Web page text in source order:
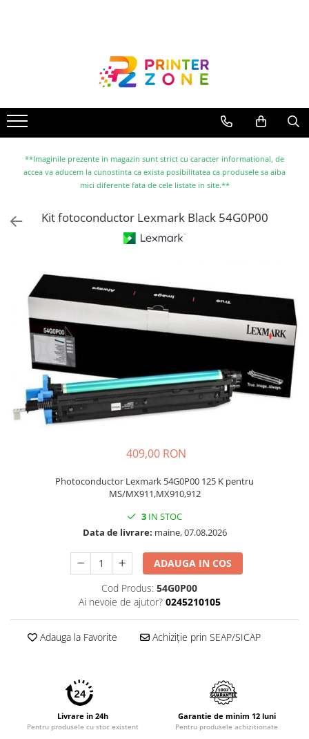
Imprimante cu jet
Multifunctionale laser
Multifunctionale cu jet
Imprimante etichete
Scanere
Accesorii multifunctionale
Piese schimb
Plottere
Consumabile imprimanta
Tonere
Drum unit
Capete imprimare
Cartuse inkjet si cerneala
Consumabile imprimanta
Cartuse compatibile
Drum unit compatibile
Laptopuri / notebookuri
Laptopuri gaming
**Imaginile prezente in magazin sunt strict cu caracter informational, de
accea va aducem la cunostinta ca exista posibilitatea ca produsele sa aiba
mici diferente fata de cele listate in site.**
Kit fotoconductor Lexmark Black 54G0P00
409,00 RON
Photoconductor Lexmark 54G0P00 125 K pentru
MS/MX911,MX910,912
3 IN STOC
Data de livrare: maine, 07.08.2026
ADAUGA IN COS
Cod Produs: 54G0P00
Ai nevoie de ajutor? 0245210105
Adauga la Favorite Achiziție prin SEAP/SICAP
Livrare in 24h
Pentru produsele cu stoc existent
Garantie de minim 12 luni
Pentru produsele achizitionate